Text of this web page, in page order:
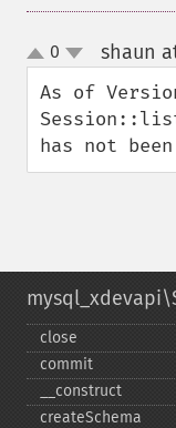
up
down
0 shaun
As of
has not
close
commit
_​_​construct
createSchema